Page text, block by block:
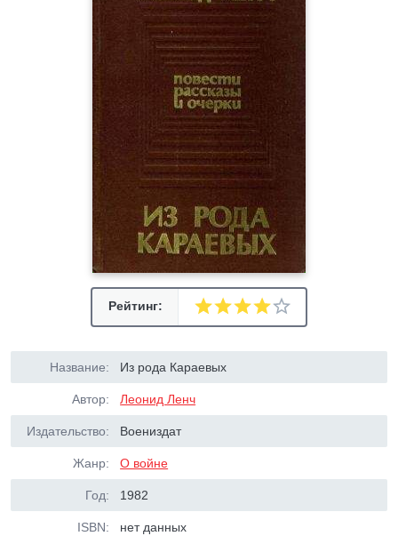
Рейтинг:
Название: Из рода Караевых
Автор: Леонид Ленч
Издательство: Воениздат
Жанр: О войне
Год: 1982
ISBN: нет данных